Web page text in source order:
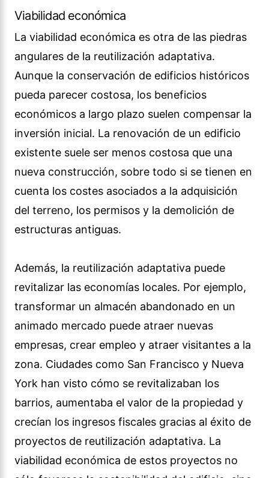
Viabilidad económica
La viabilidad económica es otra de las piedras
angulares de la reutilización adaptativa.
Aunque la conservación de edificios históricos
pueda parecer costosa, los beneficios
económicos a largo plazo suelen compensar la
inversión inicial. La renovación de un edificio
existente suele ser menos costosa que una
nueva construcción, sobre todo si se tienen en
cuenta los costes asociados a la adquisición
del terreno, los permisos y la demolición de
estructuras antiguas.
Además, la reutilización adaptativa puede
revitalizar las economías locales. Por ejemplo,
transformar un almacén abandonado en un
animado mercado puede atraer nuevas
empresas, crear empleo y atraer visitantes a la
zona. Ciudades como San Francisco y Nueva
York han visto cómo se revitalizaban los
barrios, aumentaba el valor de la propiedad y
crecían los ingresos fiscales gracias al éxito de
proyectos de reutilización adaptativa. La
viabilidad económica de estos proyectos no